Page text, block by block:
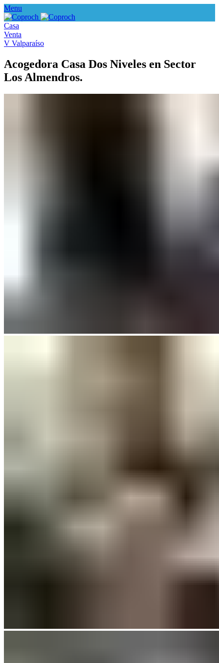
Menu
Casa
Venta
V Valparaíso
Acogedora Casa Dos Niveles en Sector
Los Almendros.